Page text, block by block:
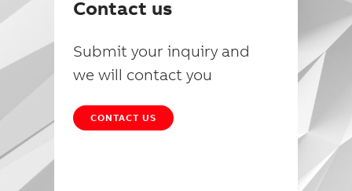
Contact us
Submit your inquiry and
we will contact you
CONTACT US